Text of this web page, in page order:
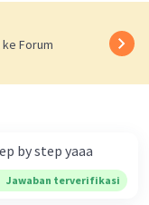
Forum
by step yaaa
Jawaban terverifikasi